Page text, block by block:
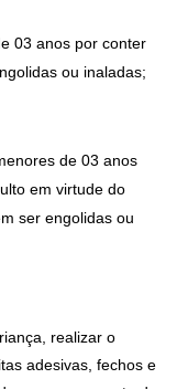
03 anos por conter
ou inaladas;
de 03 anos
em virtude do
ser engolidas ou
realizar o
adesivas, fechos e